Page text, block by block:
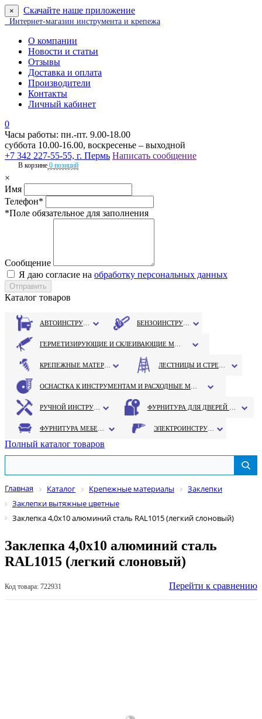
× Скачайте наше приложение
Интернет-магазин инструмента и крепежа
О компании
Новости и статьи
Отзывы
Доставка и оплата
Производители
Контакты
Личный кабинет
0
Часы работы: пн.-пт. 9.00-18.00
суббота 10.00-16.00, воскресенье – выходной
+7 342 227-55-55, г. Пермь Написать сообщение
В корзине 0 позиций
×
Имя
Телефон*
*Поле обязательное для заполнения
Сообщение
Я даю согласие на обработку персональных данных
Каталог товаров
Полный каталог товаров
Главная Каталог Крепежные материалы
Заклепки
Заклепки вытяжные цветные
Заклепка 4,0х10 алюминий сталь RAL1015 (легкий слоновый)
Заклепка 4,0х10 алюминий сталь
RAL1015 (легкий слоновый)
Код товара: 722931 Перейти к сравнению